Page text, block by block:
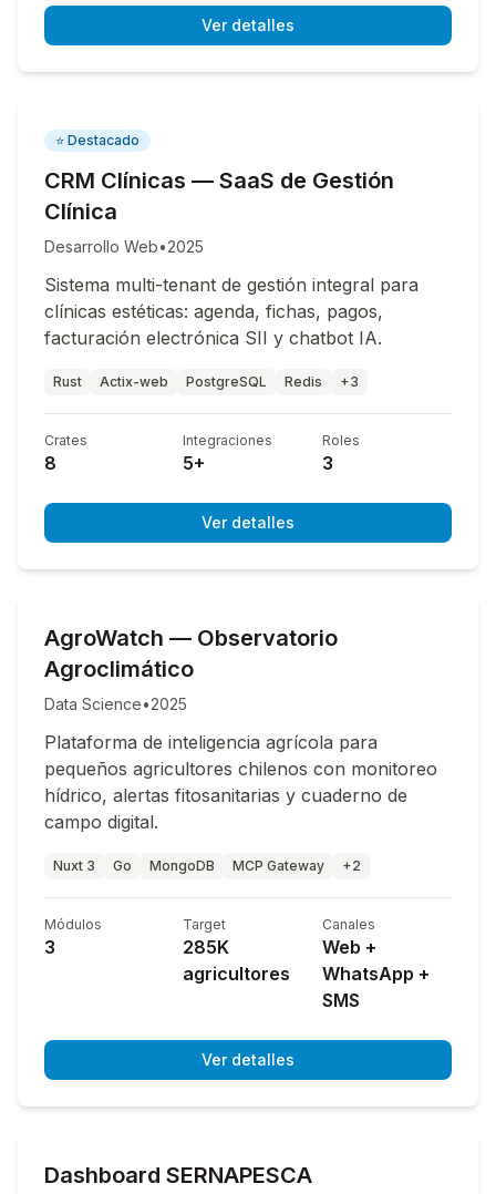
Ver detalles
⭐ Destacado
CRM Clínicas — SaaS de Gestión
Clínica
Desarrollo Web•2025
Sistema multi-tenant de gestión integral para
clínicas estéticas: agenda, fichas, pagos,
facturación electrónica SII y chatbot IA.
Rust Actix-web PostgreSQL Redis +3
Crates
8
Integraciones
5+
Roles
3
Ver detalles
AgroWatch — Observatorio
Agroclimático
Data Science•2025
Plataforma de inteligencia agrícola para
pequeños agricultores chilenos con monitoreo
hídrico, alertas fitosanitarias y cuaderno de
campo digital.
Nuxt 3 Go MongoDB MCP Gateway +2
Módulos
3
Target
285K
agricultores
Canales
Web +
WhatsApp +
SMS
Ver detalles
Dashboard SERNAPESCA